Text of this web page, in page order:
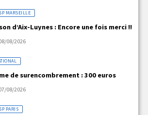
MARSEILLE
d’Aix-Luynes : Encore une fois merci !!
08/2026
de surencombrement : 300 euros
08/2026
PARIS